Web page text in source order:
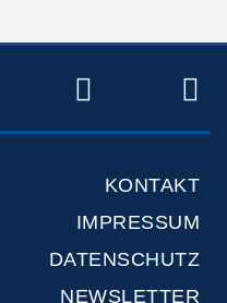
INSTAGRAM
KONTAKT
IMPRESSUM
DATENSCHUTZ
NEWSLETTER